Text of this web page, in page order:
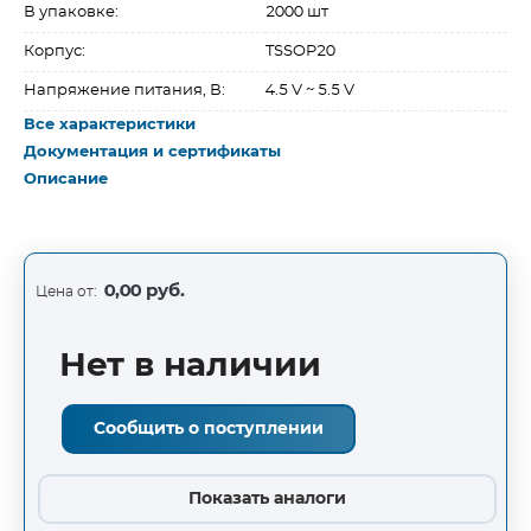
В упаковке: 2000 шт
Корпус: TSSOP20
Напряжение питания, В: 4.5 V ~ 5.5 V
Все характеристики
Документация и сертификаты
Описание
Цена от: 0,00 руб.
Нет в наличии
Сообщить о поступлении
Показать аналоги